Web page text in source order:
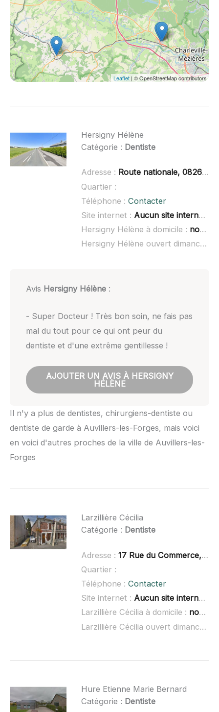
Leaflet | © OpenStreetMap contributors
Hersigny Hélène
Catégorie : Dentiste
Adresse : Route nationale, 08260 Auvillers-les-Forges
Quartier :
Téléphone : Contacter
Site internet : Aucun site internet connu
Hersigny Hélène à domicile : non renseigné
Hersigny Hélène ouvert dimanche :
Avis Hersigny Hélène:
- Super Docteur ! Très bon soin, ne fais pas
mal du tout pour ce qui ont peur du
dentiste et d'une extrême gentillesse !
AJOUTER UN AVIS À HERSIGNY
HÉLÈNE
Il n'y a plus de dentistes, chirurgiens-dentiste ou
dentiste de garde à Auvillers-les-Forges, mais voici
en voici d'autres proches de la ville de Auvillers-les-
Forges
Larzillière Cécilia
Catégorie : Dentiste
Adresse : 17 Rue du Commerce, 08290 Liart
Quartier :
Téléphone : Contacter
Site internet : Aucun site internet connu
Larzillière Cécilia à domicile : non renseigné
Larzillière Cécilia ouvert dimanche :
Hure Etienne Marie Bernard
Catégorie : Dentiste